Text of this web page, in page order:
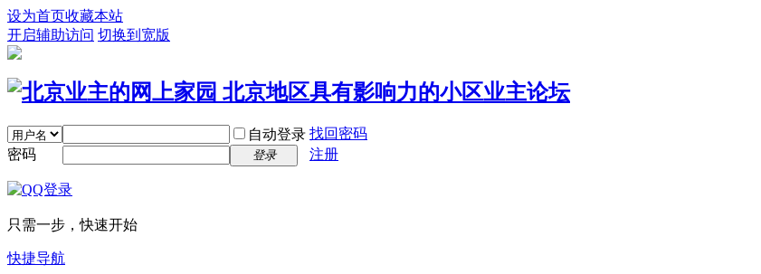
设为首页收藏本站
开启辅助访问 切换到宽版
自动登录 找回密码
密码
登录 注册
只需一步，快速开始
快捷导航